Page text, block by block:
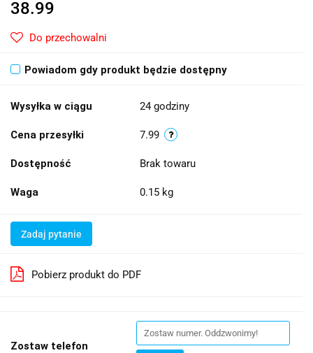
38.99
Do przechowalni
Powiadom gdy produkt będzie dostępny
Wysyłka w ciągu 24 godziny
Cena przesyłki 7.99
Dostępność Brak towaru
Waga 0.15 kg
Zadaj pytanie
Pobierz produkt do PDF
Zostaw telefon